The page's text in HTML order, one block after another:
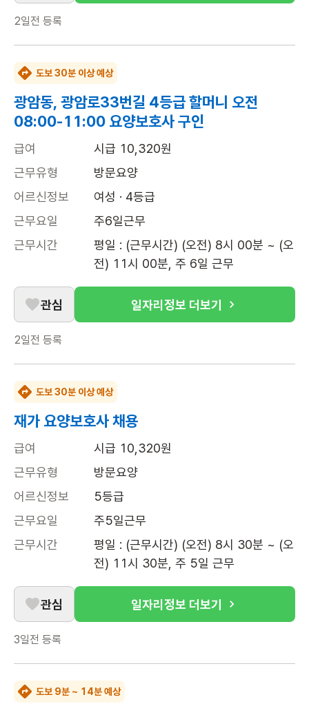
2일전 등록
도보 30분 이상 예상
광암동, 광암로33번길 4등급 할머니 오전
08:00-11:00 요양보호사 구인
급여
시급 10,320원
근무유형
방문요양
어르신정보
여성 · 4등급
근무요일
주6일근무
근무시간
평일 : (근무시간) (오전) 8시 00분 ~ (오
전) 11시 00분, 주 6일 근무
관심 일자리정보 더보기
2일전 등록
도보 30분 이상 예상
재가 요양보호사 채용
급여
시급 10,320원
근무유형
방문요양
어르신정보
5등급
근무요일
주5일근무
근무시간
평일 : (근무시간) (오전) 8시 30분 ~ (오
전) 11시 30분, 주 5일 근무
관심 일자리정보 더보기
3일전 등록
도보 9분 ~ 14분 예상